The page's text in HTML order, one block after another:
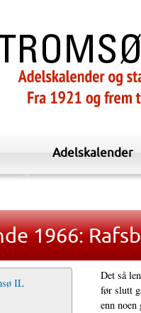
Adelskalender
1966:
IL
Det så
før slutt
enn